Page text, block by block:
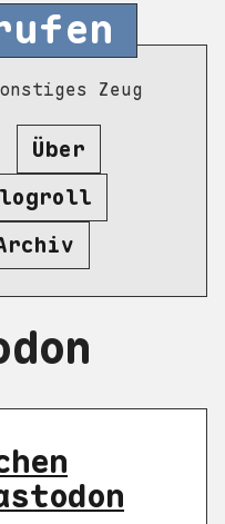
Zeug
Über